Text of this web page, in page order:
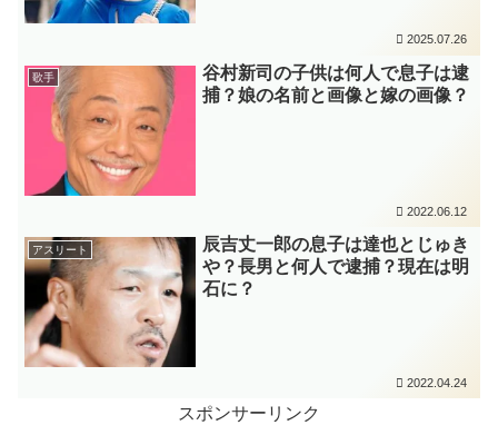
2025.07.26
歌手
谷村新司の子供は何人で息子は逮
捕？娘の名前と画像と嫁の画像？
2022.06.12
アスリート
辰吉丈一郎の息子は達也とじゅき
や？長男と何人で逮捕？現在は明
石に？
2022.04.24
スポンサーリンク